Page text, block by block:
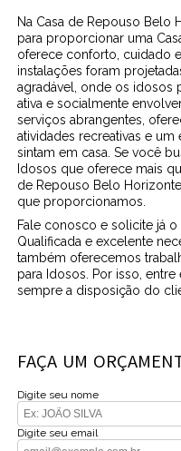
Na Casa de Repouso Belo
para proporcionar uma
oferece conforto, cuidado
instalações foram
agradável, onde os idosos
ativa e socialmente
serviços abrangentes,
atividades recreativas e
sintam em casa. Se você
Idosos que oferece mais
de Repouso Belo
que proporcionamos.
Fale conosco e solicite já
Qualificada e excelente
também oferecemos
para Idosos. Por isso,
sempre a disposição do
FAÇA UM
Digite seu nome
Digite seu email